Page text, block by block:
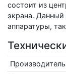
состоит из
экрана.
аппаратуры,
Производитель